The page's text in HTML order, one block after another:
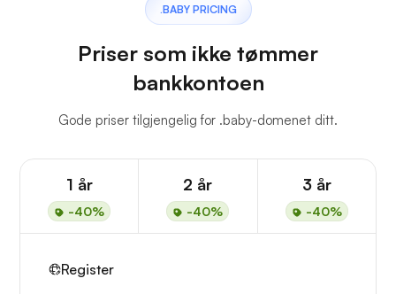
.BABY PRICING
Priser som ikke tømmer
bankkontoen
Gode priser tilgjengelig for .baby-domenet ditt.
1 år
-40%
2 år
-40%
3 år
-40%
Register